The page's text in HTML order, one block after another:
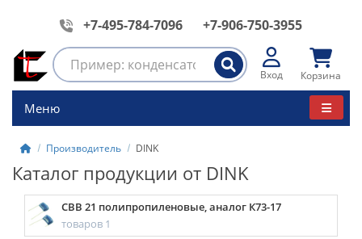
+7-495-784-7096 +7-906-750-3955
Вход Корзина
Меню
Производитель DINK
Каталог продукции от DINK
CBB 21 полипропиленовые, аналог К73-17
товаров 1